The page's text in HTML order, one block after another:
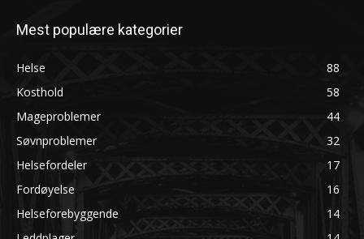
Mest populære kategorier
Helse
88
Kosthold
58
Mageproblemer
44
Søvnproblemer
32
Helsefordeler
17
Fordøyelse
16
Helseforebyggende
14